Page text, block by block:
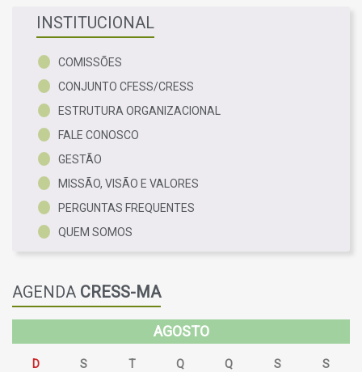
INSTITUCIONAL
COMISSÕES
CONJUNTO CFESS/CRESS
ESTRUTURA ORGANIZACIONAL
FALE CONOSCO
GESTÃO
MISSÃO, VISÃO E VALORES
PERGUNTAS FREQUENTES
QUEM SOMOS
AGENDA CRESS-MA
AGOSTO
D S T Q Q S
S